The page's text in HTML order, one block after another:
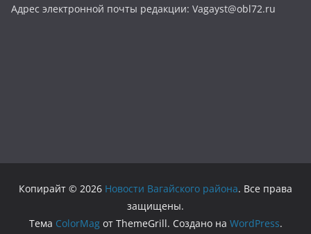
Адрес электронной почты редакции: Vagayst@obl72.ru
Копирайт © 2026 Новости Вагайского района. Все права
защищены.
Тема ColorMagот ThemeGrill. Создано на WordPress.